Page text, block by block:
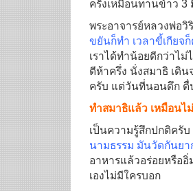
ครั้งเหมือนทานข้าว 3
พระอาจารย์หลวงพ่อวิ
ขยันก็ทำ เวลาขี้เกียจก็
เราได้ทำน้อยดีกว่าไ
ตีห้าครึ่ง นั่งสมาธิ เดิ
ครับ แต่วันที่นอนดึก ตื่
ทำสมาธิแล้ว เหมือนไ
เป็นความรู้สึกปกติครับ
นามธรรม มันวัดกันยา
อาหารแล้วอร่อยหรืออิ่
เองไม่มีใครบอก